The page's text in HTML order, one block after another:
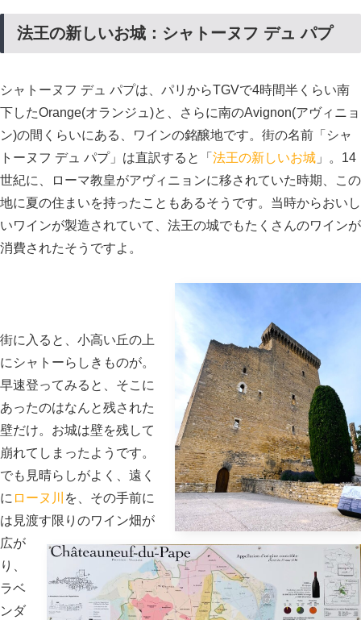
法王の新しいお城：シャトーヌフ デュ パプ
シャトーヌフ デュ パプは、パリからTGVで4時間半くらい南
下したOrange(オランジュ)と、さらに南のAvignon(アヴィニョ
ン)の間くらいにある、ワインの銘醸地です。街の名前「シャ
トーヌフ デュ パプ」は直訳すると「 法王の新しいお城 」。14
世紀に、ローマ教皇がアヴィニョンに移されていた時期、この
地に夏の住まいを持ったこともあるそうです。当時からおいし
いワインが製造されていて、法王の城でもたくさんのワインが
消費されたそうですよ。
街に入ると、小高い丘の上
にシャトーらしきものが。
早速登ってみると、そこに
あったのはなんと残された
壁だけ。お城は壁を残して
崩れてしまったようです。
でも見晴らしがよく、遠く
に ローヌ川
を、その手前に
は見渡す限りのワイン畑が
広が
り、
ラベ
ンダ